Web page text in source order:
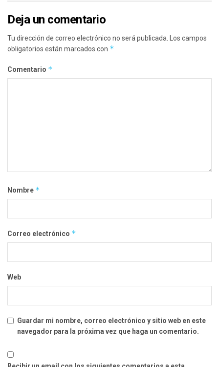
Deja un comentario
Tu dirección de correo electrónico no será publicada.
Los campos
obligatorios están marcados con *
Comentario *
Nombre *
Correo electrónico *
Web
Guardar mi nombre, correo electrónico y sitio web en este
navegador para la próxima vez que haga un comentario.